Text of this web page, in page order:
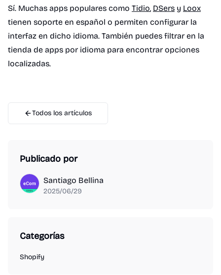
Sí. Muchas apps populares como Tidio, DSers y Loox
tienen soporte en español o permiten configurar la
interfaz en dicho idioma. También puedes filtrar en la
tienda de apps por idioma para encontrar opciones
localizadas.
Todos los artículos
Publicado por
Santiago Bellina
2025/06/29
Categorías
Shopify